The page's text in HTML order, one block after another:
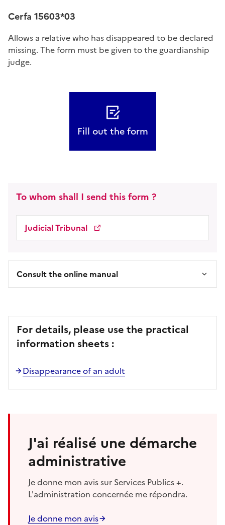
Cerfa 15603*03
Allows a relative who has disappeared to be declared
missing. The form must be given to the guardianship
judge.
Fill out the form
To whom shall I send this form ?
Judicial Tribunal
Consult the online manual
For details, please use the practical
information sheets :
Disappearance of an adult
J'ai réalisé une démarche
administrative
Je donne mon avis sur Services Publics +.
L'administration concernée me répondra.
Je donne mon avis